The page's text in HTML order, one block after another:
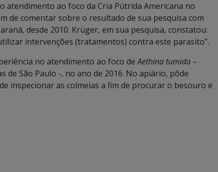
atendimento ao foco da Cria Pútrida Americana no
de comentar sobre o resultado de sua pesquisa com
desde 2010. Krüger, em sua pesquisa, constatou:
intervenções (tratamentos) contra este parasito”.
no atendimento ao foco deAethina tumida –
São Paulo -, no ano de 2016. No apiário, pôde
inspecionar as colmeias a fim de procurar o besouro e